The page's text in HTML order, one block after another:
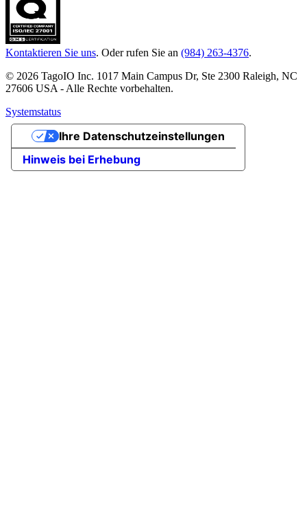
Kontaktieren Sie uns. Oder rufen Sie an (984) 263-4376.
© 2026 TagoIO Inc. 1017 Main Campus Dr, Ste 2300 Raleigh, NC
27606 USA - Alle Rechte vorbehalten.
Systemstatus
Hinweis bei Erhebung
Ihre Datenschutzeinstellungen